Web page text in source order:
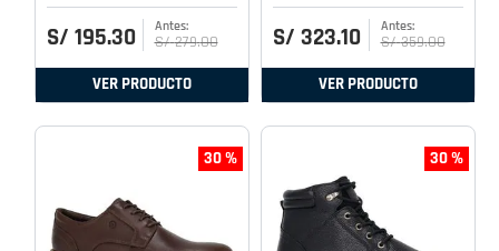
S/ 195.30 S/ 279.00
VER PRODUCTO
S/ 323.10 S/ 359.00
VER PRODUCTO
30 % 30 %